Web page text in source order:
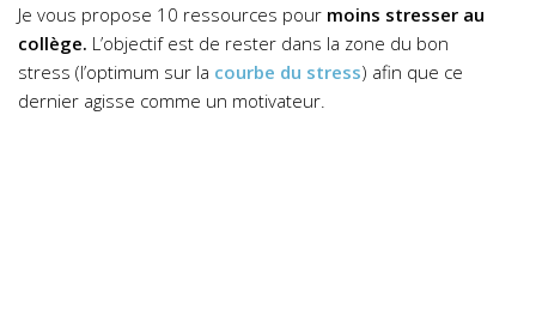
Je vous propose 10 ressources pour moins stresser au
collège. L’objectif est de rester dans la zone du bon
stress (l’optimum sur la courbe du stress) afin que ce
dernier agisse comme un motivateur.